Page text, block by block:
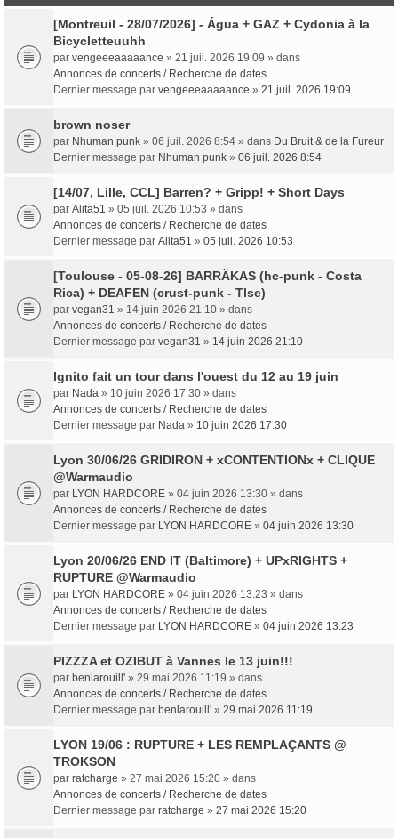
[Montreuil - 28/07/2026] - Água + GAZ + Cydonia à la
Bicycletteuuhh
par vengeeeaaaaance » 21 juil. 2026 19:09 » dans
Annonces de concerts / Recherche de dates
Dernier message par vengeeeaaaaance » 21 juil. 2026 19:09
brown noser
par Nhuman punk » 06 juil. 2026 8:54 » dans Du Bruit & de la Fureur
Dernier message par Nhuman punk » 06 juil. 2026 8:54
[14/07, Lille, CCL] Barren? + Gripp! + Short Days
par Alita51 » 05 juil. 2026 10:53 » dans
Annonces de concerts / Recherche de dates
Dernier message par Alita51 » 05 juil. 2026 10:53
[Toulouse - 05-08-26] BARRÄKAS (hc-punk - Costa
Rica) + DEAFEN (crust-punk - Tlse)
par vegan31 » 14 juin 2026 21:10 » dans
Annonces de concerts / Recherche de dates
Dernier message par vegan31 » 14 juin 2026 21:10
Ignito fait un tour dans l'ouest du 12 au 19 juin
par Nada » 10 juin 2026 17:30 » dans
Annonces de concerts / Recherche de dates
Dernier message par Nada » 10 juin 2026 17:30
Lyon 30/06/26 GRIDIRON + xCONTENTIONx + CLIQUE
@Warmaudio
par LYON HARDCORE » 04 juin 2026 13:30 » dans
Annonces de concerts / Recherche de dates
Dernier message par LYON HARDCORE » 04 juin 2026 13:30
Lyon 20/06/26 END IT (Baltimore) + UPxRIGHTS +
RUPTURE @Warmaudio
par LYON HARDCORE » 04 juin 2026 13:23 » dans
Annonces de concerts / Recherche de dates
Dernier message par LYON HARDCORE » 04 juin 2026 13:23
PIZZZA et OZIBUT à Vannes le 13 juin!!!
par benlarouill' » 29 mai 2026 11:19 » dans
Annonces de concerts / Recherche de dates
Dernier message par benlarouill' » 29 mai 2026 11:19
LYON 19/06 : RUPTURE + LES REMPLAÇANTS @
TROKSON
par ratcharge » 27 mai 2026 15:20 » dans
Annonces de concerts / Recherche de dates
Dernier message par ratcharge » 27 mai 2026 15:20